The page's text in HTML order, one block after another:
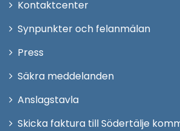
KontaktcenterÖppna
Synpunkter och felanmälan
Press
fönster
Säkra meddelanden
Anslagstavla
Skicka faktura till Södertälje